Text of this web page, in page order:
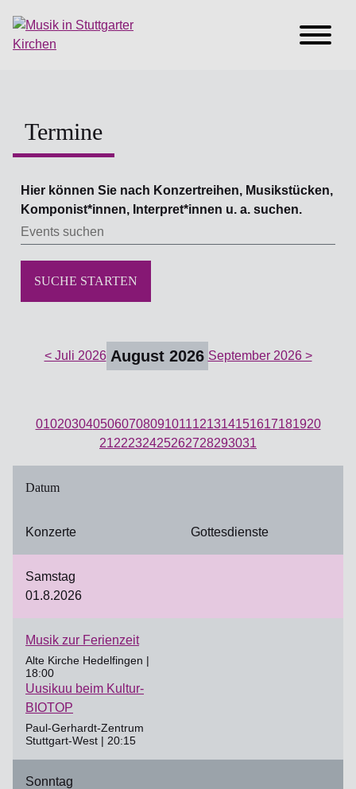
Termine
Hier können Sie nach Konzertreihen, Musikstücken,
Komponist*innen, Interpret*innen u. a. suchen.
SUCHE STARTEN
< Juli 2026 August 2026 September 2026 >
0102030405060708091011121314151617181920
2122232425262728293031
Datum
Konzerte Gottesdienste
Samstag
01.8.2026
Musik zur Ferienzeit
Alte Kirche Hedelfingen |
18:00
Uusikuu beim Kultur-
BIOTOP
Paul-Gerhardt-Zentrum
Stuttgart-West | 20:15
Sonntag